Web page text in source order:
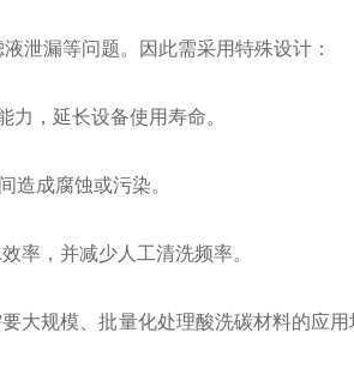
泄漏等问题。因此需采用特殊设计：
力，延长设备使用寿命。
造成腐蚀或污染。
率，并减少人工清洗频率。
大规模、批量化处理酸洗碳材料的应